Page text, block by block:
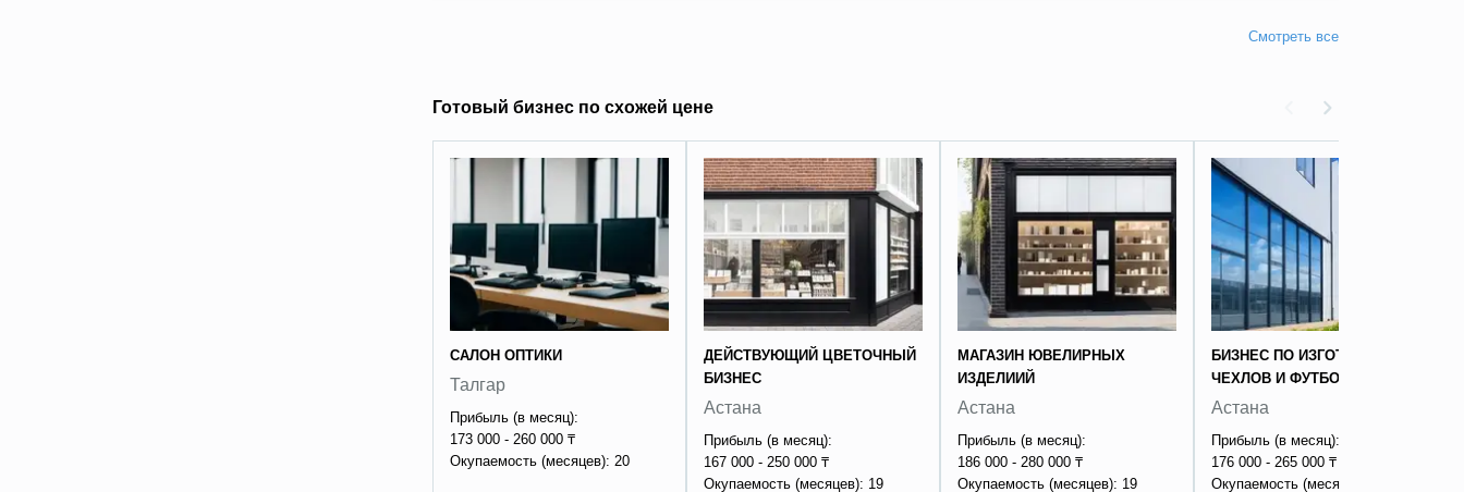
Готовый бизнес по схожей цене
САЛОН ОПТИКИ
Талгар
Прибыль (в месяц):
173 000 - 260 000 ₸
Окупаемость (месяцев): 20
ДЕЙСТВУЮЩИЙ ЦВЕТОЧНЫЙ
БИЗНЕС
Астана
Прибыль (в месяц):
167 000 - 250 000 ₸
Окупаемость (месяцев): 19
МАГАЗИН ЮВЕЛИРНЫХ
ИЗДЕЛИИЙ
Астана
Прибыль (в месяц):
186 000 - 280 000 ₸
Окупаемость (месяцев): 19
БИЗНЕС ПО ИЗГОТОВЛЕНИЮ
ЧЕХЛОВ И ФУТБОЛОК
Астана
Прибыль (в месяц):
176 000 - 265 000 ₸
Окупаемость (месяцев): 18